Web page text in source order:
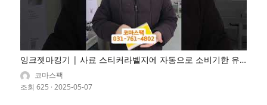
잉크젯마킹기 | 사료 스티커라벨지에 자동으로 소비기한 유
통기한 마킹
코마스팩
조회 625 · 2025-05-07